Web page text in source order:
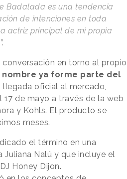
Badalada es una tendencia
de intenciones en toda
actriz principal de mi propia
en torno al propio
nombre ya forme parte del
llegada oficial al mercado,
17 de mayo a través de la web
y Kohls. El producto se
meses.
el término en una
Nalú y que incluye el
Honey Dijon.